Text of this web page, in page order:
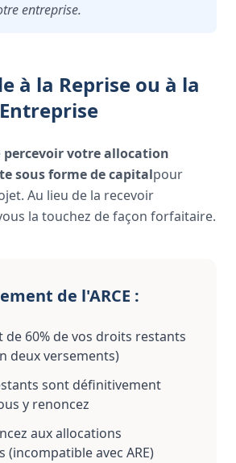
entreprise.
à la Reprise ou à la
percevoir votre allocation
sous forme de capitalpour
Au lieu de la recevoir
la touchez de façon forfaitaire.
de l'ARCE :
de 60% de vos droits restants
deux versements)
sont définitivement
y renoncez
aux allocations
(incompatible avec ARE)